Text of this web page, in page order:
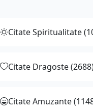
Citate Spiritualitate
Citate Dragoste
Citate Amuzante